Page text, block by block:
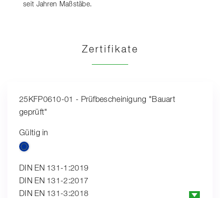
seit Jahren Maßstäbe.
Zertifikate
25KFP0610-01 - Prüfbescheinigung "Bauart
geprüft"
Gültig in
DIN EN 131-1:2019
DIN EN 131-2:2017
DIN EN 131-3:2018